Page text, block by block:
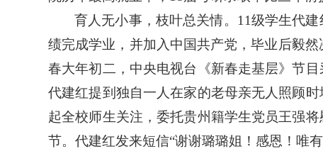
育人无小事，枝叶总关情。 11级学生代
绩完成学业，并加入中国共产党，毕业后毅
春大年初二，中央电视台《新春走基层》节
代建红提到独自一人在家的老母亲无人照顾
起全校师生关注，委托贵州籍学生党员王强
节。代建红发来短信“谢谢璐璐姐！感恩！唯